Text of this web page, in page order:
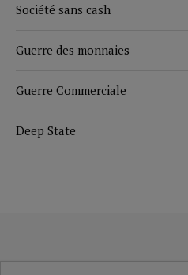
Société sans cash
Guerre des monnaies
Guerre Commerciale
Deep State